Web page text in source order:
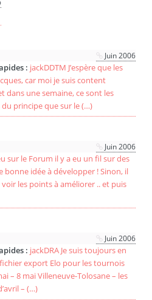
Juin 2006
: jackDDTM J’espère que les
car moi je suis content
dans une semaine, ce sont les
je pars du principe que sur le (…)
Juin 2006
sur le Forum il y a eu un fil sur des
idée à développer ! Sinon, il
les points à améliorer .. et puis
Juin 2006
: jackDRA Je suis toujours en
export Elo pour les tournois
rapides du CEIT à partir d’avril – (…)